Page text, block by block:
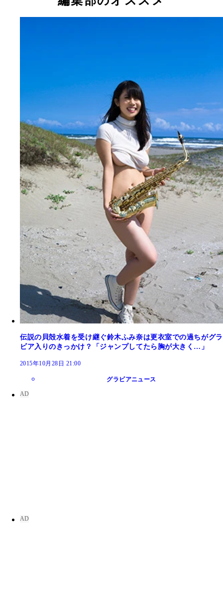
伝説の貝殻水着を受け継ぐ鈴木ふみ奈は更衣室での過ちがグラ
ビア入りのきっかけ？「ジャンプしてたら胸が大きく…」
2015年10月28日 21:00
グラビアニュース